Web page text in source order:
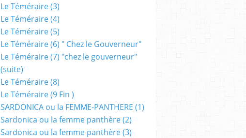
Le Téméraire (3)
Le Téméraire (4)
Le Téméraire (5)
Le Téméraire (6) " Chez le Gouverneur"
Le Téméraire (7) "chez le gouverneur"
(suite)
Le Téméraire (8)
Le Téméraire (9 Fin )
SARDONICA ou la FEMME-PANTHERE (1)
Sardonica ou la femme panthère (2)
Sardonica ou la femme panthère (3)